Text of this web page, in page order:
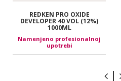
REDKEN PRO OXIDE
DEVELOPER 40 VOL (12%)
1000ML
Namenjeno profesionalnoj
upotrebi